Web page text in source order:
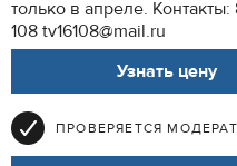
только в апреле. Контакты:
108 tv16108@mail.ru
Узнать цену
ПРОВЕРЯЕТСЯ